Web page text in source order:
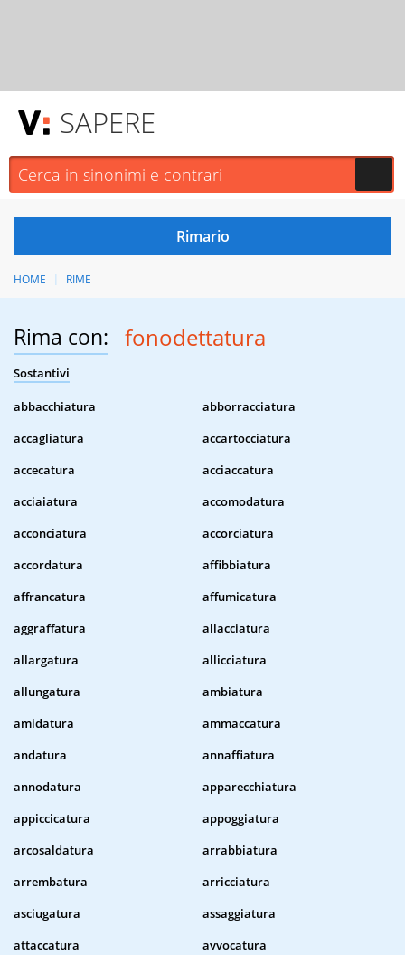
SAPERE
HOME RIME
Rima con: fonodettatura
Sostantivi
abbacchiatura
abborracciatura
accagliatura
accartocciatura
accecatura
acciaccatura
acciaiatura
accomodatura
acconciatura
accorciatura
accordatura
affibbiatura
affrancatura
affumicatura
aggraffatura
allacciatura
allargatura
allicciatura
allungatura
ambiatura
amidatura
ammaccatura
andatura
annaffiatura
annodatura
apparecchiatura
appiccicatura
appoggiatura
arcosaldatura
arrabbiatura
arrembatura
arricciatura
asciugatura
assaggiatura
attaccatura
avvocatura